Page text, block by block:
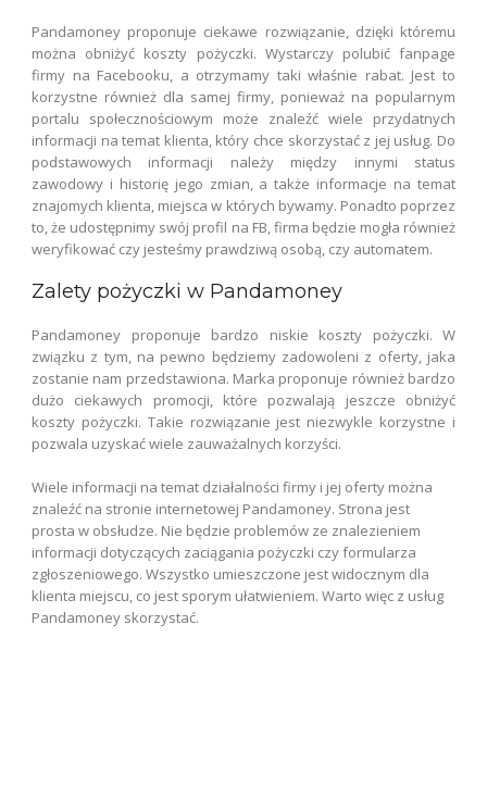
Pandamoney proponuje ciekawe rozwiązanie, dzięki któremu
można obniżyć koszty pożyczki. Wystarczy polubić fanpage
firmy na Facebooku, a otrzymamy taki właśnie rabat. Jest to
korzystne również dla samej firmy, ponieważ na popularnym
portalu społecznościowym może znaleźć wiele przydatnych
informacji na temat klienta, który chce skorzystać z jej usług. Do
podstawowych informacji należy między innymi status
zawodowy i historię jego zmian, a także informacje na temat
znajomych klienta, miejsca w których bywamy. Ponadto poprzez
to, że udostępnimy swój profil na FB, firma będzie mogła również
weryfikować czy jesteśmy prawdziwą osobą, czy automatem.
Zalety pożyczki w Pandamoney
Pandamoney proponuje bardzo niskie koszty pożyczki. W
związku z tym, na pewno będziemy zadowoleni z oferty, jaka
zostanie nam przedstawiona. Marka proponuje również bardzo
dużo ciekawych promocji, które pozwalają jeszcze obniżyć
koszty pożyczki. Takie rozwiązanie jest niezwykle korzystne i
pozwala uzyskać wiele zauważalnych korzyści.
Wiele informacji na temat działalności firmy i jej oferty można
znaleźć na stronie internetowej Pandamoney. Strona jest
prosta w obsłudze. Nie będzie problemów ze znalezieniem
informacji dotyczących zaciągania pożyczki czy formularza
zgłoszeniowego. Wszystko umieszczone jest widocznym dla
klienta miejscu, co jest sporym ułatwieniem. Warto więc z usług
Pandamoney skorzystać.